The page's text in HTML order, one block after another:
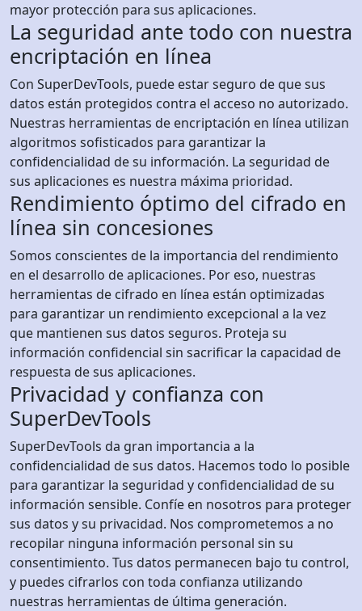
mayor protección para sus aplicaciones.
La seguridad ante todo con nuestra
encriptación en línea
Con SuperDevTools, puede estar seguro de que sus
datos están protegidos contra el acceso no autorizado.
Nuestras herramientas de encriptación en línea utilizan
algoritmos sofisticados para garantizar la
confidencialidad de su información. La seguridad de
sus aplicaciones es nuestra máxima prioridad.
Rendimiento óptimo del cifrado en
línea sin concesiones
Somos conscientes de la importancia del rendimiento
en el desarrollo de aplicaciones. Por eso, nuestras
herramientas de cifrado en línea están optimizadas
para garantizar un rendimiento excepcional a la vez
que mantienen sus datos seguros. Proteja su
información confidencial sin sacrificar la capacidad de
respuesta de sus aplicaciones.
Privacidad y confianza con
SuperDevTools
SuperDevTools da gran importancia a la
confidencialidad de sus datos. Hacemos todo lo posible
para garantizar la seguridad y confidencialidad de su
información sensible. Confíe en nosotros para proteger
sus datos y su privacidad. Nos comprometemos a no
recopilar ninguna información personal sin su
consentimiento. Tus datos permanecen bajo tu control,
y puedes cifrarlos con toda confianza utilizando
nuestras herramientas de última generación.